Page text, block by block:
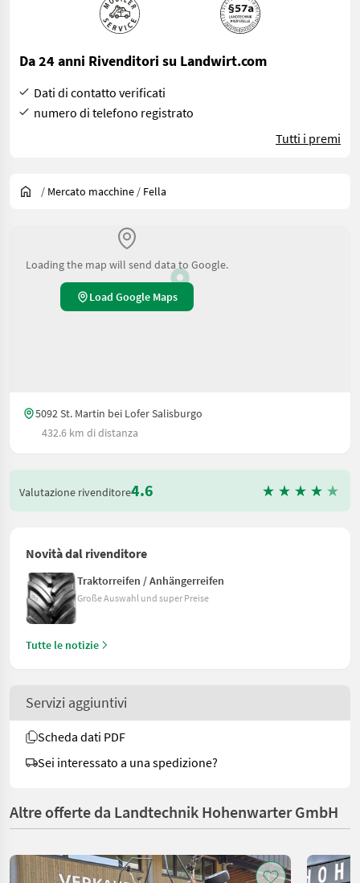
Da 24 anni Rivenditori su Landwirt.com
Dati di contatto verificati
numero di telefono registrato
Tutti i premi
/ Mercato macchine / Fella
Loading the map will send data to Google.
Load Google Maps
5092 St. Martin bei Lofer Salisburgo
432.6 km di distanza
Valutazione rivenditore4.6
Novità dal rivenditore
Traktorreifen / Anhängerreifen
Große Auswahl und super Preise
Tutte le notizie
Servizi aggiuntivi
Scheda dati PDF
Sei interessato a una spedizione?
Altre offerte da Landtechnik Hohenwarter GmbH